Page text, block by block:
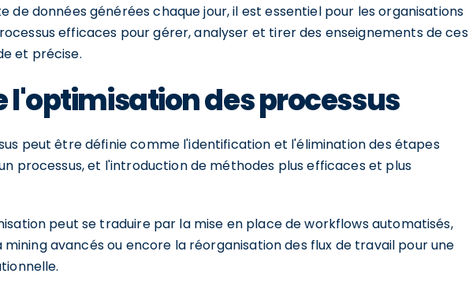
de données générées chaque jour, il est essentiel pour les organisations
efficaces pour gérer, analyser et tirer des enseignements de ces
et précise.
l'optimisation des processus
peut être définie comme l'identification et l'élimination des étapes
processus, et l'introduction de méthodes plus efficaces et plus
peut se traduire par la mise en place de workflows automatisés,
avancés ou encore la réorganisation des flux de travail pour une